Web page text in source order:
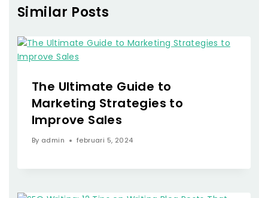
Similar Posts
The Ultimate Guide to
Marketing Strategies to
Improve Sales
By admin februari 5, 2024